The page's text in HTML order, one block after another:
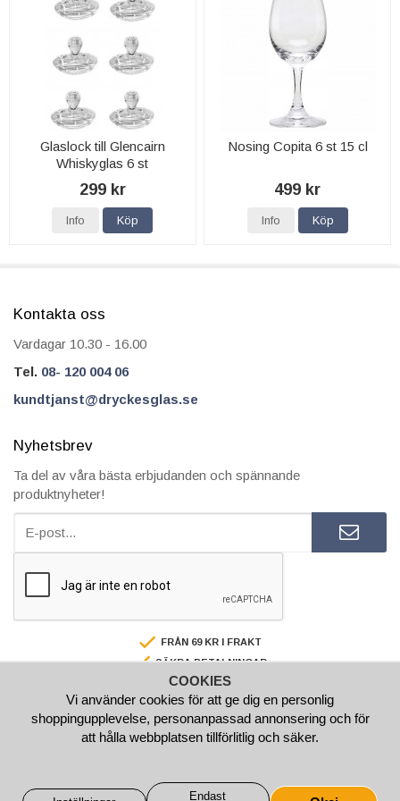
Glaslock till Glencairn
Whiskyglas 6 st
299 kr
Info Köp
Nosing Copita 6 st 15 cl
499 kr
Info Köp
Kontakta oss
Vardagar 10.30 - 16.00
Tel. 08- 120 004 06
kundtjanst@dryckesglas.se
Nyhetsbrev
Ta del av våra bästa erbjudanden och spännande
produktnyheter!
FRÅN 69 KR I FRAKT
SÄKRA BETALNINGAR
FAKTURA/AVBETALNING
SNABBA LEVERANSER
BESTÄLL INNAN 15.00 SÅ SKICKAR VI SAMMA VARDAG
COOKIES
Vi använder cookies för att ge dig en personlig
shoppingupplevelse, personanpassad annonsering och för
att hålla webbplatsen tillförlitlig och säker.
Endast